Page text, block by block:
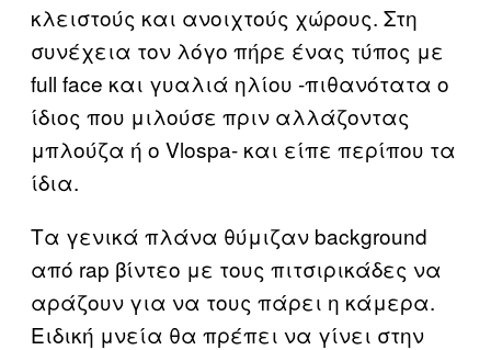
κλειστούς και ανοιχτούς χώρους. Στη
συνέχεια τον λόγο πήρε ένας τύπος με
full face και γυαλιά ηλίου -πιθανότατα ο
ίδιος που μιλούσε πριν αλλάζοντας
μπλούζα ή ο Vlospa- και είπε περίπου τα
ίδια.
Τα γενικά πλάνα θύμιζαν background
από rap βίντεο με τους πιτσιρικάδες να
αράζουν για να τους πάρει η κάμερα.
Ειδική μνεία θα πρέπει να γίνει στην